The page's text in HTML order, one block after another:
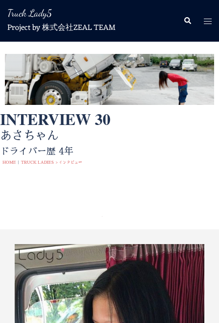
Truck Lady5
Project by 株式会社ZEAL TEAM
INTERVIEW 30
あさちゃん
ドライバー歴 4年
HOME TRUCK LADIES > インタビュー